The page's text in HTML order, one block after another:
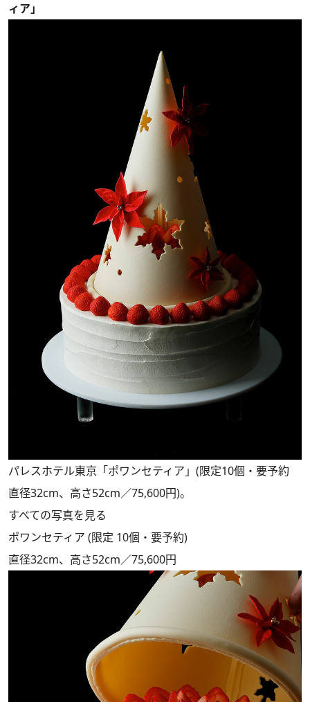
ィア」
パレスホテル東京「ポワンセティア」(限定10個・要予約
直径32cm、高さ52cm／75,600円)。
すべての写真を見る
ポワンセティア (限定 10個・要予約)
直径32cm、高さ52cm／75,600円